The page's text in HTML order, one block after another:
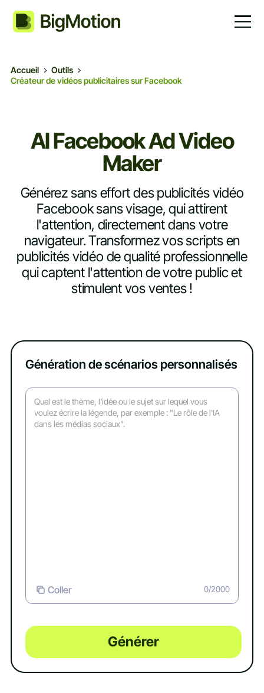
Accueil
Outils
Créateur de vidéos publicitaires sur Facebook
AI Facebook Ad Video
Maker
Générez sans effort des publicités vidéo
Facebook sans visage, qui attirent
l'attention, directement dans votre
navigateur. Transformez vos scripts en
publicités vidéo de qualité professionnelle
qui captent l'attention de votre public et
stimulent vos ventes !
Génération de scénarios personnalisés
Coller 0/2000
Générer